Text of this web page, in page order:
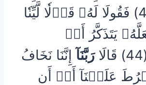
طَغَىٰ (43) فَقُولَا لَهُۥ قَوۡلٗا لَّيِّنٗا
يَتَذَكَّرُ أَوۡ
رَبَّنَآإِنَّنَا نَخَافُ
عَلَيۡنَآ أَوۡ أَن